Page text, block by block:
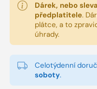
Dárek, nebo
předplatitele.
plátce, a to
úhrady.
Celotýdenní
soboty.